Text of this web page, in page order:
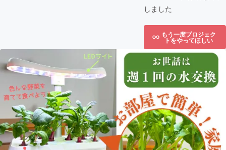
しました
もう一度プロジェク
トをやってほしい